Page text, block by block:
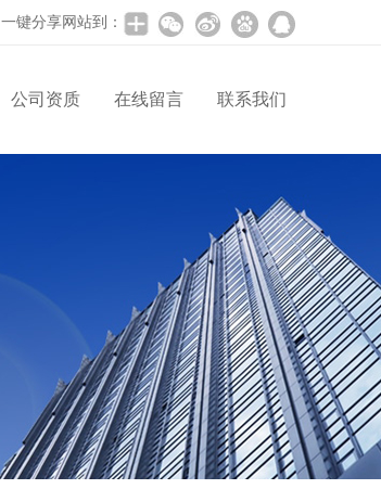
一键分享网站到：
公司资质 在线留言 联系我们